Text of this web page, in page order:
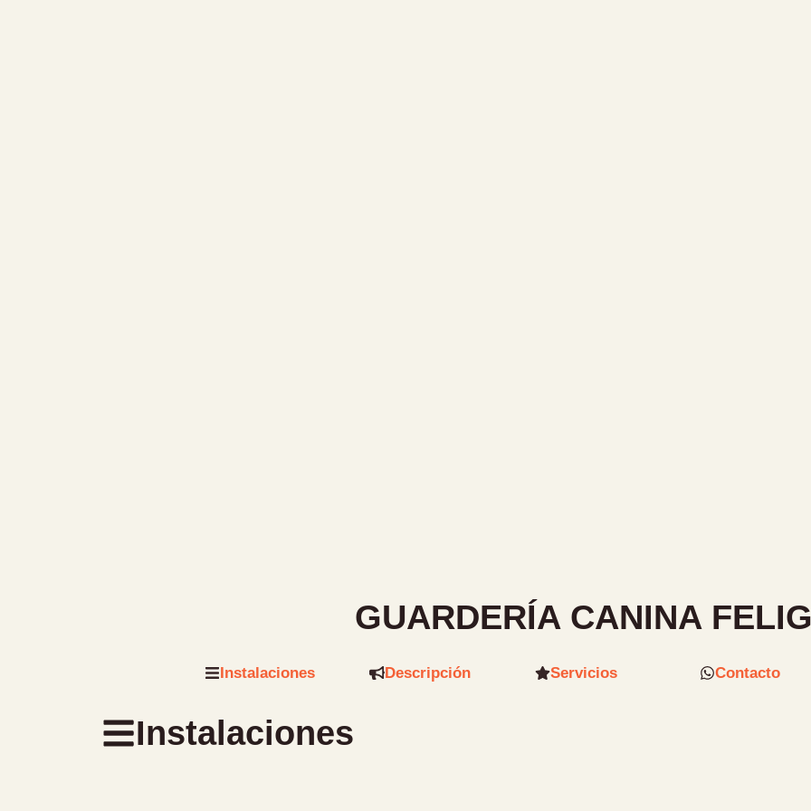
GUARDERÍA CANINA
Instalaciones Descripción Servicios Contacto
Instalaciones